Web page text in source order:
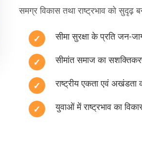
समग्र विकास तथा राष्ट्रभाव को सुदृढ़
सीमा सुरक्षा के प्रति जन-
सीमांत समाज का
राष्ट्रीय एकता एवं अखंडता
युवाओं में राष्ट्रभाव का